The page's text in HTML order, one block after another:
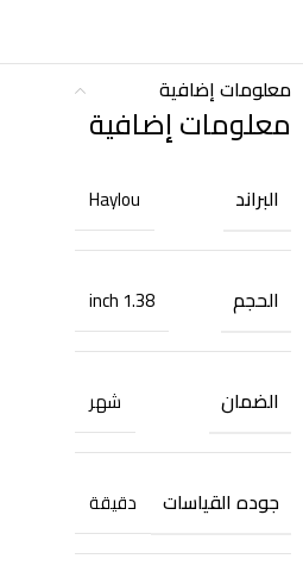
معلومات إضافية
معلومات إضافية
البراند Haylou
الحجم 1.38 inch
الضمان شهر
جوده القياسات دقيقة